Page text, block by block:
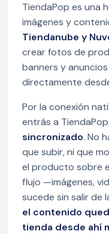
TiendaPop es una
imágenes y
Tiendanube y
crear fotos de
banners y
directamente
Por la conexión
entrás a TiendaPop
sincronizado. No
que subir, ni que
el producto sobre
flujo —imágenes,
sucede sin salir de
el contenido
tienda desde ahí